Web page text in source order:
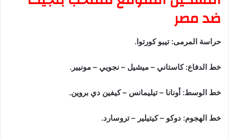
ضد مصر
حراسة المرمى: تيبو كورتوا.
خط الدفاع: كاستاني – ميشيل – نجويي – مونيير.
خط الوسط: أونانا – تيليمانس – كيفين دي بروين.
خط الهجوم: دوكو – كيتيلير – تروسارد.